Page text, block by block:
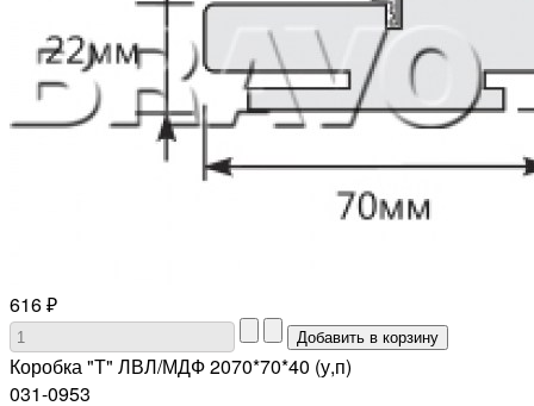
616 ₽
Коробка "Т" ЛВЛ/МДФ 2070*70*40 (у,п)
031-0953